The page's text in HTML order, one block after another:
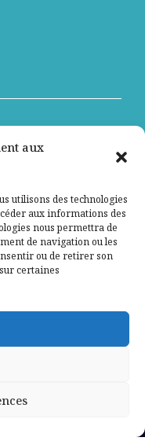
aux
utilisons des technologies
aux informations des
nous permettra de
de navigation ou les
ou de retirer son
certaines